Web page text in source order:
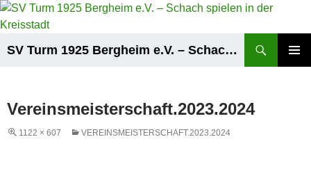
Zum
Inhalt
SV Turm 1925 Bergheim e.V. – Schach spielen in der Kreisstadt
Vereinsmeisterschaft.2023.2024
1122 × 607 VEREINSMEISTERSCHAFT.2023.2024